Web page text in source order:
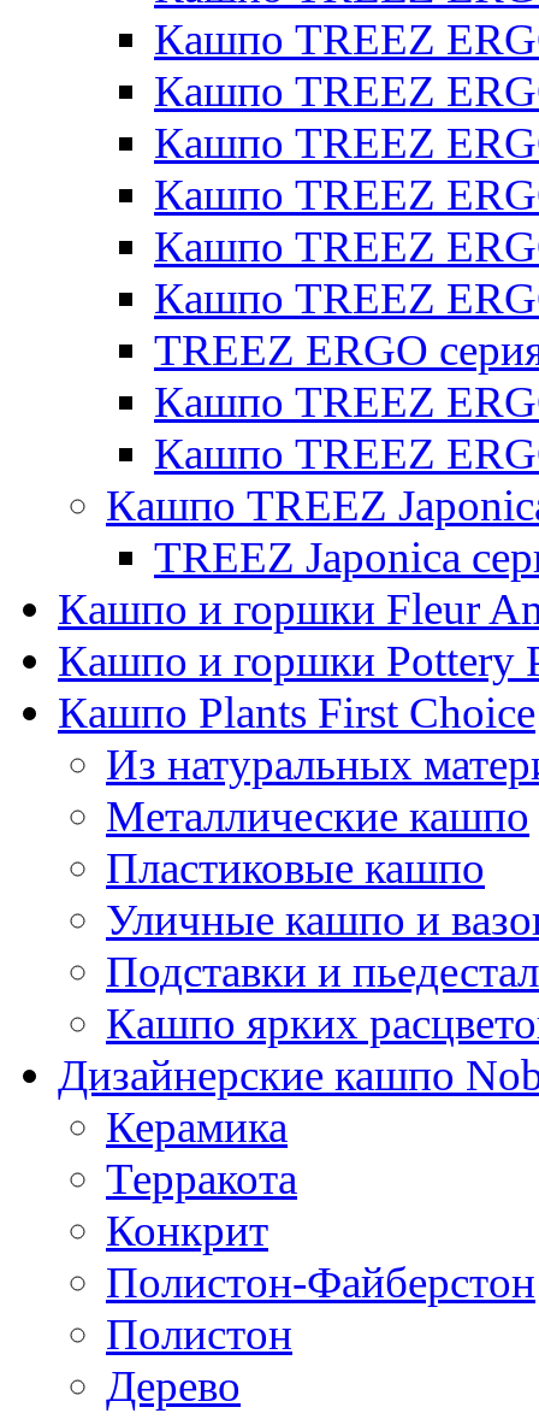
Кашпо TREEZ
Кашпо TREEZ
Кашпо TREEZ
Кашпо TREEZ
Кашпо TREEZ
Кашпо TREEZ
TREEZ ERGO
Кашпо TREEZ
Кашпо TREEZ
Кашпо TREEZ
TREEZ Japonica
Кашпо и горшки Fleur
Кашпо и горшки Pottery
Кашпо Plants First Choice
Из натуральных
Металлические кашпо
Пластиковые кашпо
Уличные кашпо и
Подставки и
Кашпо ярких
Дизайнерские кашпо
Керамика
Терракота
Конкрит
Полистон-Файберстон
Полистон
Дерево